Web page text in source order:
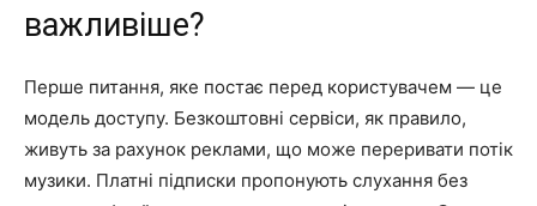
важливіше?
Перше питання, яке постає перед користувачем — це
модель доступу. Безкоштовні сервіси, як правило,
живуть за рахунок реклами, що може переривати потік
музики. Платні підписки пропонують слухання без